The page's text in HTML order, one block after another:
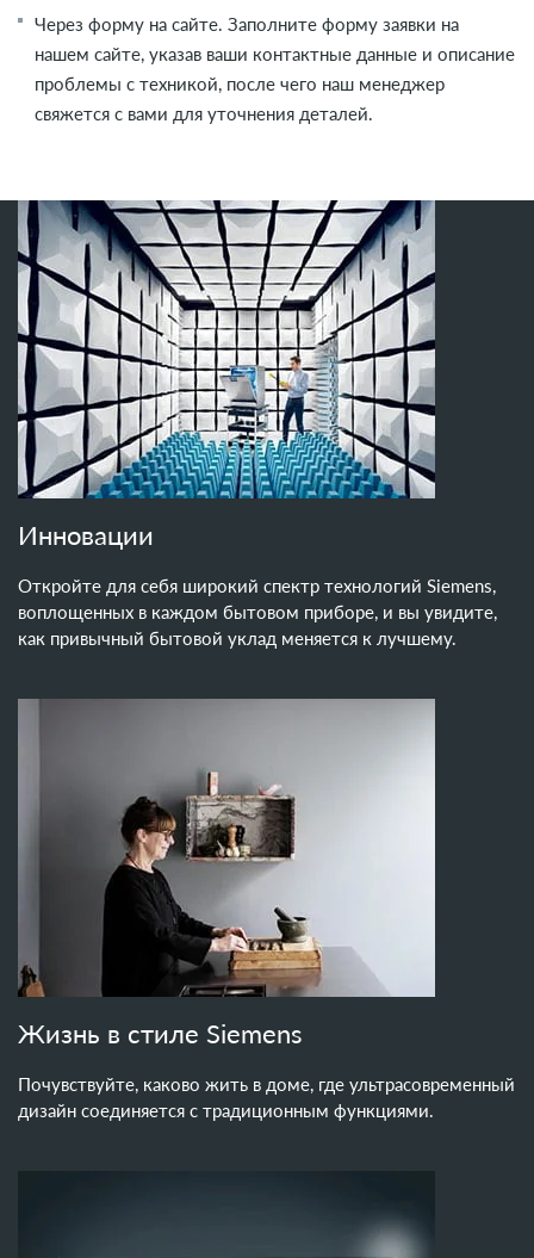
Через форму на сайте. Заполните форму заявки на
нашем сайте, указав ваши контактные данные и описание
проблемы с техникой, после чего наш менеджер
свяжется с вами для уточнения деталей.
Инновации
Откройте для себя широкий спектр технологий Siemens,
воплощенных в каждом бытовом приборе, и вы увидите,
как привычный бытовой уклад меняется к лучшему.
Жизнь в стиле Siemens
Почувствуйте, каково жить в доме, где ультрасовременный
дизайн соединяется с традиционным функциями.